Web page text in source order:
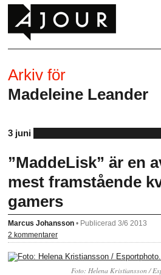
Arkiv för
Madeleine Leander
3 juni
”MaddeLisk” är en
mest framstående
gamers
Marcus Johansson • Publicerad 3/6 2013
2 kommentarer
Foto: Helena Kristiansson /